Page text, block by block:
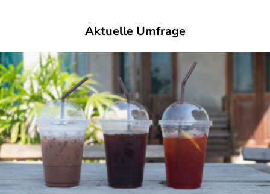
Aktuelle Umfrage